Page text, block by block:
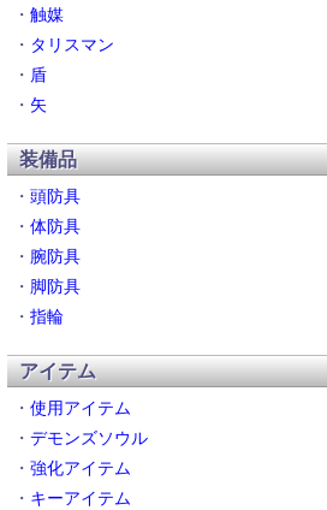
・ 触媒
・ タリスマン
・ 盾
・ 矢
装備品
・ 頭防具
・ 体防具
・ 腕防具
・ 脚防具
・ 指輪
アイテム
・ 使用アイテム
・ デモンズソウル
・ 強化アイテム
・ キーアイテム